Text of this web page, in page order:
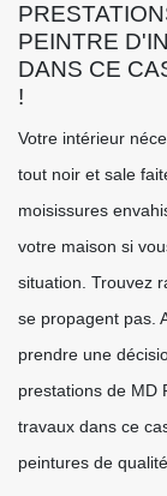
PEINTRE
DANS CE
!
Votre intérieur
tout noir et sale
moisissures
votre maison si
situation. Trouvez
se propagent pas.
prendre une
prestations de MD
travaux dans ce
peintures de